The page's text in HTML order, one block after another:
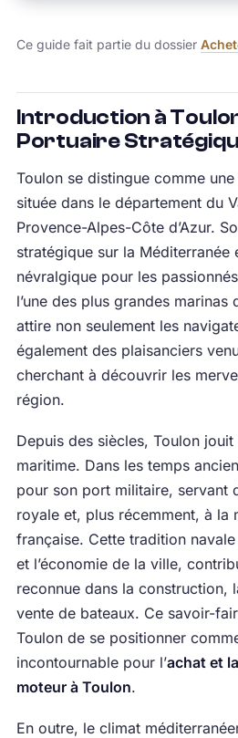
Ce guide fait partie du dossier
Introduction à Toulon
Portuaire
Toulon se distingue comme
située dans le département du
Provence-Alpes-Côte d’Azur.
stratégique sur la Méditerranée
névralgique pour les
l’une des plus grandes marinas
attire non seulement les
également des plaisanciers
cherchant à découvrir les
région.
Depuis des siècles, Toulon jouit
maritime. Dans les temps
pour son port militaire, servant
royale et, plus récemment, à la
française. Cette tradition
et l’économie de la ville,
reconnue dans la construction,
vente de bateaux. Ce savoir-
Toulon de se positionner
incontournable pour l’achat et
moteur à Toulon.
En outre, le climat